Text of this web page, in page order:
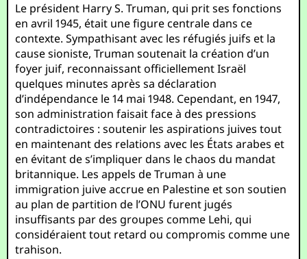
Le président Harry S. Truman, qui prit ses fonctions
en avril 1945, était une figure centrale dans ce
contexte. Sympathisant avec les réfugiés juifs et la
cause sioniste, Truman soutenait la création d’un
foyer juif, reconnaissant officiellement Israël
quelques minutes après sa déclaration
d’indépendance le 14 mai 1948. Cependant, en 1947,
son administration faisait face à des pressions
contradictoires : soutenir les aspirations juives tout
en maintenant des relations avec les États arabes et
en évitant de s’impliquer dans le chaos du mandat
britannique. Les appels de Truman à une
immigration juive accrue en Palestine et son soutien
au plan de partition de l’ONU furent jugés
insuffisants par des groupes comme Lehi, qui
considéraient tout retard ou compromis comme une
trahison.